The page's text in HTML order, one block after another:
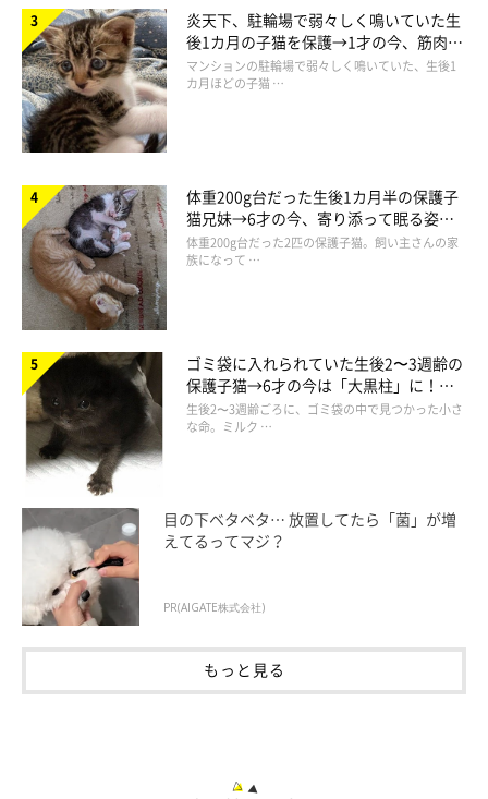
炎天下、駐輪場で弱々しく鳴いていた生
後1カ月の子猫を保護→1才の今、筋肉質
でツンデレなコに成長
マンションの駐輪場で弱々しく鳴いていた、生後1
カ月ほどの子猫 …
体重200g台だった生後1カ月半の保護子
猫兄妹→6才の今、寄り添って眠る姿に
ほっこり！
体重200g台だった2匹の保護子猫。飼い主さんの家
族になって …
ゴミ袋に入れられていた生後2〜3週齢の
保護子猫→6才の今は「大黒柱」に！
美しい黒猫に成長した姿にグッとくる
生後2〜3週齢ごろに、ゴミ袋の中で見つかった小さ
な命。ミルク …
目の下ベタベタ… 放置してたら「菌」が増
えてるってマジ？
PR(AIGATE株式会社)
もっと見る